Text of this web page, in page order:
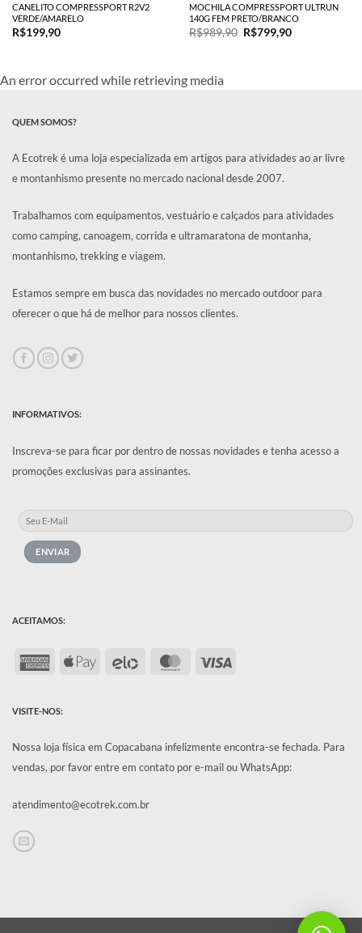
CANELITO COMPRESSPORT R2V2
VERDE/AMARELO
R$199,90
MOCHILA COMPRESSPORT ULTRUN
140G FEM PRETO/BRANCO
R$989,90 O
R$799,90O
An error occurred while retrieving media
QUEM SOMOS?
A Ecotrek é uma loja especializada em artigos para atividades ao ar livre
e montanhismo presente no mercado nacional desde 2007.
Trabalhamos com equipamentos, vestuário e calçados para atividades
como camping, canoagem, corrida e ultramaratona de montanha,
montanhismo, trekking e viagem.
Estamos sempre em busca das novidades no mercado outdoor para
oferecer o que há de melhor para nossos clientes.
VISITE-NOS:
Nossa loja física em Copacabana infelizmente encontra-se fechada. Para
vendas, por favor entre em contato por e-mail ou WhatsApp:
atendimento@ecotrek.com.br
INFORMATIVOS:
Inscreva-se para ficar por dentro de nossas novidades e tenha acesso a
promoções exclusivas para assinantes.
ACEITAMOS:
AmericanApple
MasterCard